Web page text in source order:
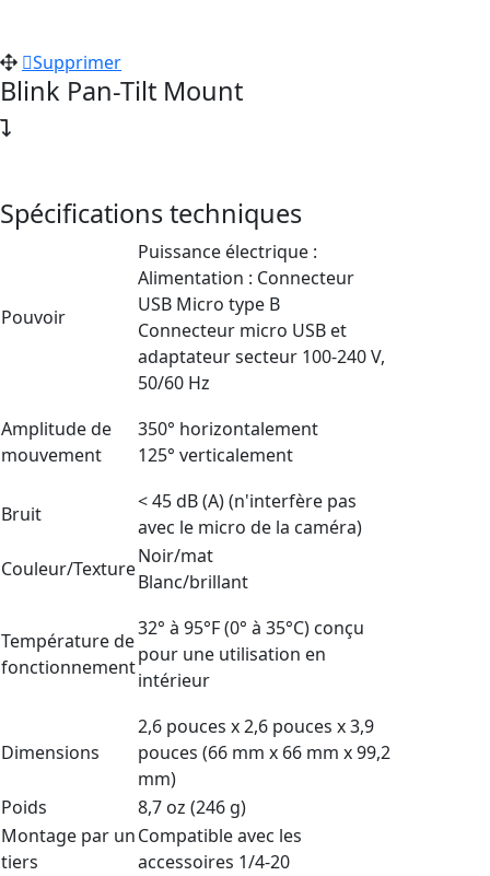
Supprimer
Blink Pan-Tilt Mount
Spécifications techniques
Pouvoir
Puissance électrique :
Alimentation : Connecteur
USB Micro type B
Connecteur micro USB et
adaptateur secteur 100-240 V,
50/60 Hz
Amplitude de
mouvement
350° horizontalement
125° verticalement
Bruit
< 45 dB (A) (n'interfère pas
avec le micro de la caméra)
Couleur/Texture
Noir/mat
Blanc/brillant
Température de
fonctionnement
32° à 95°F (0° à 35°C) conçu
pour une utilisation en
intérieur
Dimensions
2,6 pouces x 2,6 pouces x 3,9
pouces (66 mm x 66 mm x 99,2
mm)
Poids
8,7 oz (246 g)
Montage par un
tiers
Compatible avec les
accessoires 1/4-20